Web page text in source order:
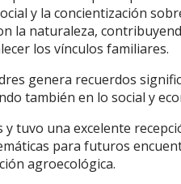
y la concientización
la naturaleza,
los vínculos familiares.
genera recuerdos
también en lo social y
tuvo una excelente
para futuros
agroecológica.